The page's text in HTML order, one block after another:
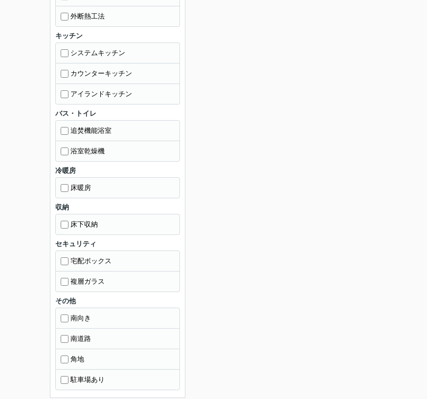
外断熱工法
キッチン
システムキッチン
カウンターキッチン
アイランドキッチン
バス・トイレ
追焚機能浴室
浴室乾燥機
冷暖房
床暖房
収納
床下収納
セキュリティ
宅配ボックス
複層ガラス
その他
南向き
南道路
角地
駐車場あり